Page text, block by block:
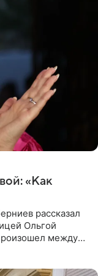
«Как
рассказал
Ольгой
между